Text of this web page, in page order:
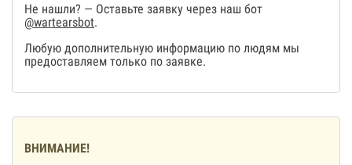
Не нашли? — Оставьте заявку через наш бот
@wartearsbot.
Любую дополнительную информацию по людям мы
предоставляем только по заявке.
ВНИМАНИЕ!